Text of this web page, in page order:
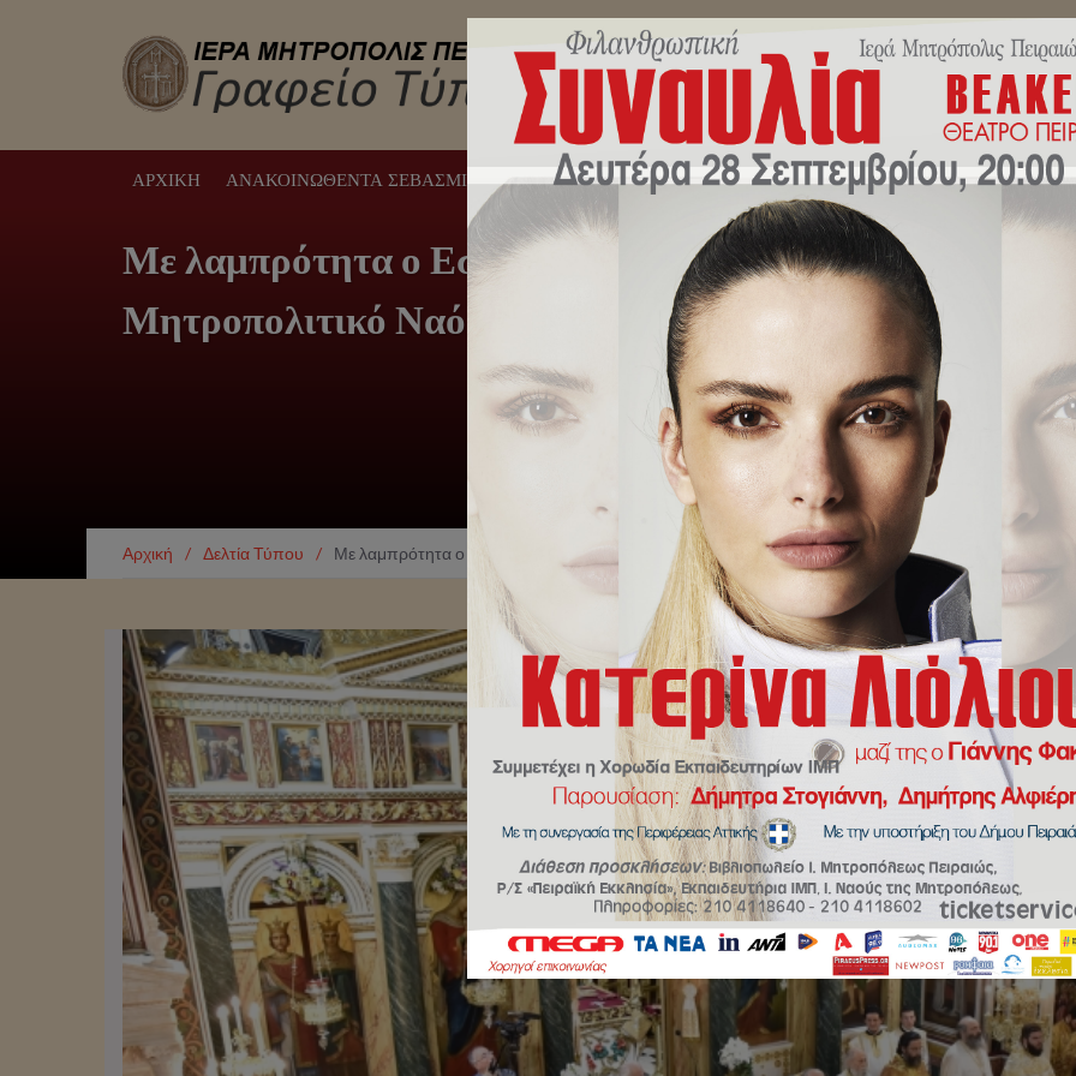
ΑΡΧΙΚΉ ΑΝΑΚΟΙΝΩΘΈΝΤΑ ΣΕΒΑΣΜΙΩΤΆΤΟΥ ΜΗΝΎΜΑΤΑ ΣΕΒΑΣΜΙΩΤΆΤΟΥ ΔΕΛΤΊΑ ΤΎΠΟΥ
Με λαμπρότητα ο Εσπερινός των Αγίων Κωνσταντίνου
Μητροπολιτικό Ναό Πειραιώς.
Αρχική / Δελτία Τύπου / Με λαμπρότητα ο Εσπερινός των Αγίων Κωνσταντίνου και Ελένης στον Μητροπολιτικό Ναό